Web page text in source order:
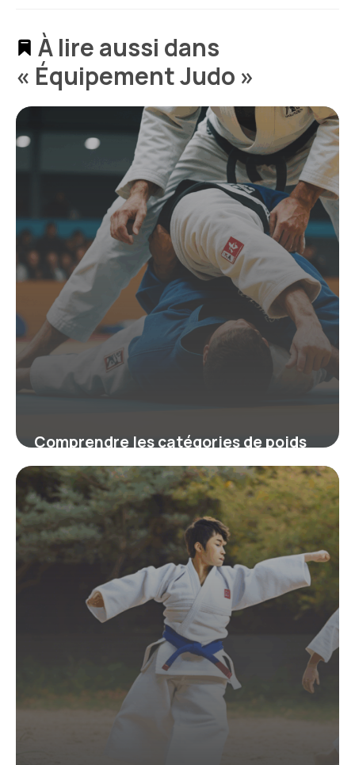
À lire aussi dans
« Équipement Judo »
Comprendre les catégories de poids
au judo pour un entraînement et une
compétition équilibrés
19 juin 2026